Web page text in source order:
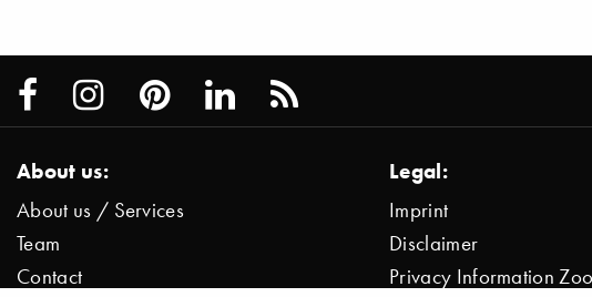
About us:
About us / Services
Team
Contact
Legal:
Imprint
Disclaimer
Privacy Information